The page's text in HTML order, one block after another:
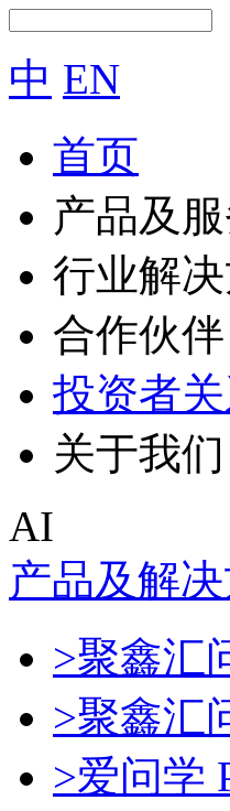
中 EN
首页
产品及
行业解
合作伙伴
投资者
关于我们
AI
产品及解
>聚鑫汇
>聚鑫汇
>爱问学